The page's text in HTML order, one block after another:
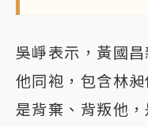
吳崢表示，黃國
他同袍，包含林
是背棄、背叛他